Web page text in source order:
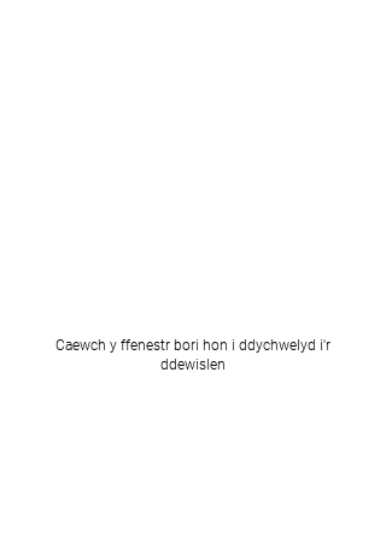
Caewch y ffenestr bori hon i ddychwelyd i'r
ddewislen